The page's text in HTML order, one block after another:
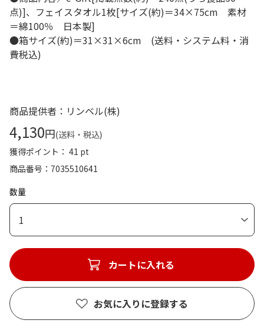
点)]、フェイスタオル1枚[サイズ(約)＝34×75cm 素材
＝綿100％ 日本製]
●箱サイズ(約)＝31×31×6cm (送料・システム料・消
費税込)
商品提供者：リンベル(株)
4,130円(送料・税込)
獲得ポイント： 41 pt
商品番号
7035510641
数量
1
カートに入れる
お気に入りに登録する